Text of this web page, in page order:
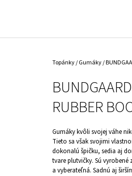
Domov
Topánky/Gumáky/
RUBBER
Gumáky kvôli svojej váhe
Tieto sa však svojimi
dokonalú špičku, sedia aj
tvare plutvičky. Sú
a vyberateľná. Sadnú aj